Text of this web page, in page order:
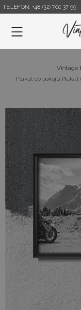
TELEFON: +48 (32) 700 37 99
Menu
Vintage
Plakat do pokoju Plakat